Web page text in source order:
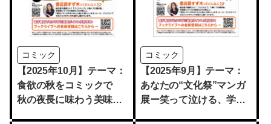
コミック
【2025年10月】テーマ：
食欲の秋をコミックで
秋の夜長に味わう美味し
コミック
【2025年9月】テーマ：
あなたの“文化祭”マンガ
展ー笑って泣ける、学園